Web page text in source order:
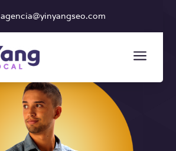
agencia@yinyangseo.com
a